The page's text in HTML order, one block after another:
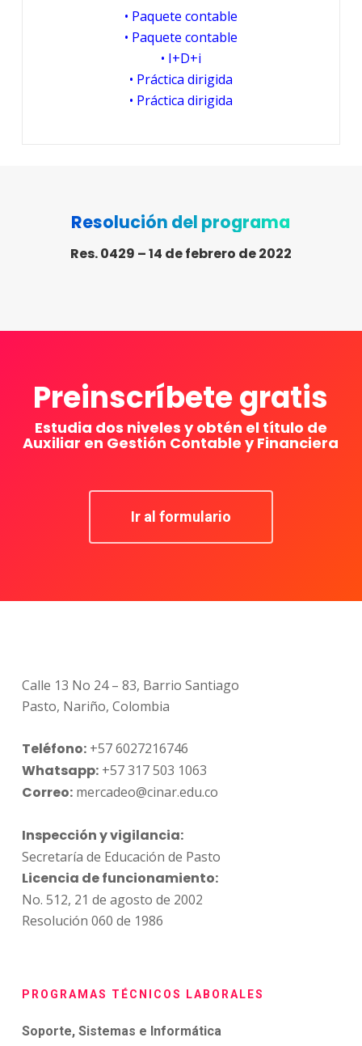
• Paquete contable
• Paquete contable
• I+D+i
• Práctica dirigida
• Práctica dirigida
Resolución del programa
Res. 0429 – 14 de febrero de 2022
Preinscríbete gratis
Estudia dos niveles y obtén el título de
Auxiliar en Gestión Contable y Financiera
Ir al formulario
Calle 13 No 24 – 83, Barrio Santiago
Pasto, Nariño, Colombia
Teléfono:+57 6027216746
Whatsapp:+57 317 503 1063
Correo:mercadeo@cinar.edu.co
Inspección y vigilancia:
Secretaría de Educación de Pasto
Licencia de funcionamiento:
No. 512, 21 de agosto de 2002
Resolución 060 de 1986
PROGRAMAS TÉCNICOS LABORALES
Soporte, Sistemas e Informática